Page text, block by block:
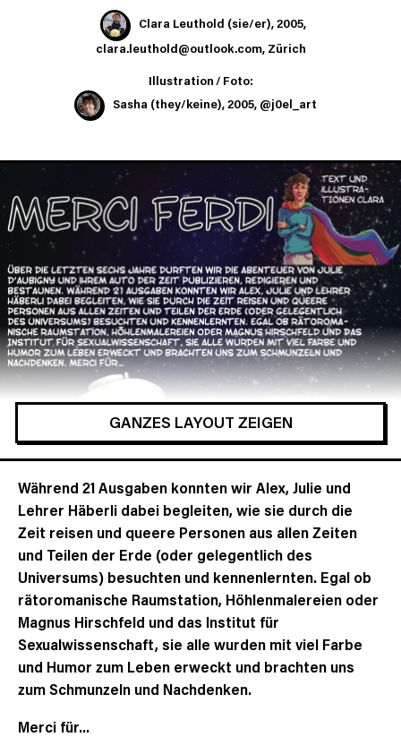
Clara Leuthold (sie/er), 2005,
clara.leuthold@outlook.com, Zürich
Illustration / Foto:
Sasha (they/keine), 2005, @j0el_art
GANZES LAYOUT ZEIGEN
Während 21 Ausgaben konnten wir Alex, Julie und
Lehrer Häberli dabei begleiten, wie sie durch die
Zeit reisen und queere Personen aus allen Zeiten
und Teilen der Erde (oder gelegentlich des
Universums) besuchten und kennenlernten. Egal ob
rätoromanische Raumstation, Höhlenmalereien oder
Magnus Hirschfeld und das Institut für
Sexualwissenschaft, sie alle wurden mit viel Farbe
und Humor zum Leben erweckt und brachten uns
zum Schmunzeln und Nachdenken.
Merci für…